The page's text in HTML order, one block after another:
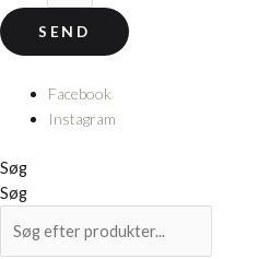
SEND
Facebook
Instagram
Søg
Søg